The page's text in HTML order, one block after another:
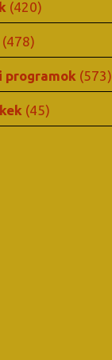
(420)
(478)
programok (573)
(45)